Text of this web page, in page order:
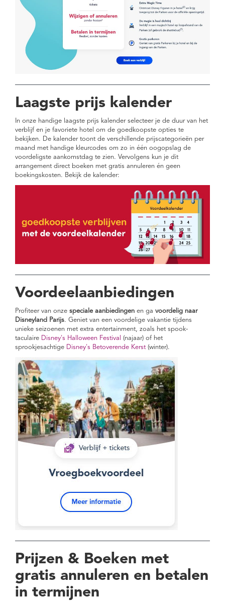
Laagste prijs kalender
In onze handige laagste prijs kalender selecteer je de duur van het
verblijf en je favoriete hotel om de goedkoopste opties te
bekijken. De kalender toont de verschillende prijscategorieën per
maand met handige kleurcodes om zo in één oogopslag de
voordeligste aankomstdag te zien. Vervolgens kun je dit
arrangement direct boeken met gratis annuleren én geen
boekingskosten. Bekijk de kalender:
Voordeelaanbiedingen
Profiteer van onze speciale aanbiedingen en ga voordelig naar
Disneyland Parijs. Geniet van een voordelige vakantie tijdens
unieke seizoenen met extra entertainment, zoals het spook-
taculaire Disney's Halloween Festival (najaar) of het
sprookjesachtige Disney's Betoverende Kerst (winter).
Prijzen & Boeken met
gratis annuleren en betalen
in termijnen